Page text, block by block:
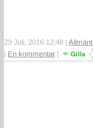
29 Juli, 2016 12:48 | Allmänt
| En kommentar | Gilla